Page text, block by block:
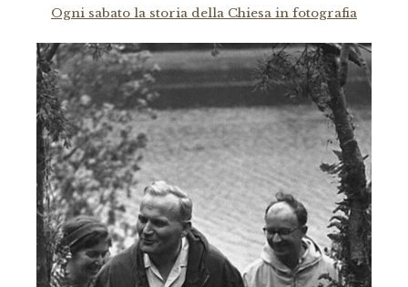
Ogni sabato la storia della Chiesa in fotografia